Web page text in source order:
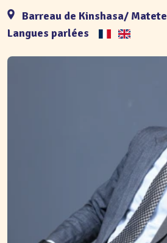
Barreau de Kinshasa/ Matete
Langues parlées